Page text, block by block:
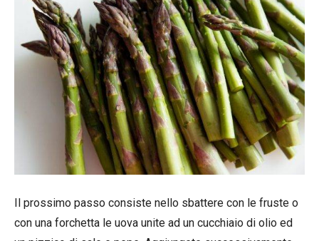
Il prossimo passo consiste nello sbattere con le fruste o
con una forchetta le uova unite ad un cucchiaio di olio ed